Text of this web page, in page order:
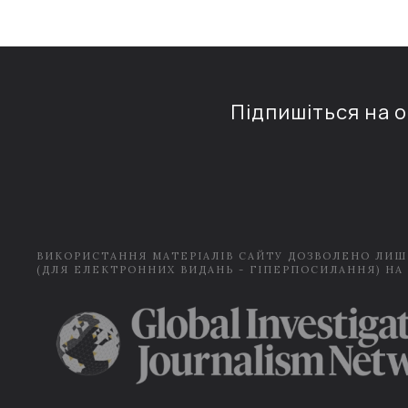
Підпишіться на
ВИКОРИСТАННЯ МАТЕРІАЛІВ САЙТУ ДОЗВОЛЕНО
(ДЛЯ ЕЛЕКТРОННИХ ВИДАНЬ - ГІПЕРПОСИЛАННЯ) НА